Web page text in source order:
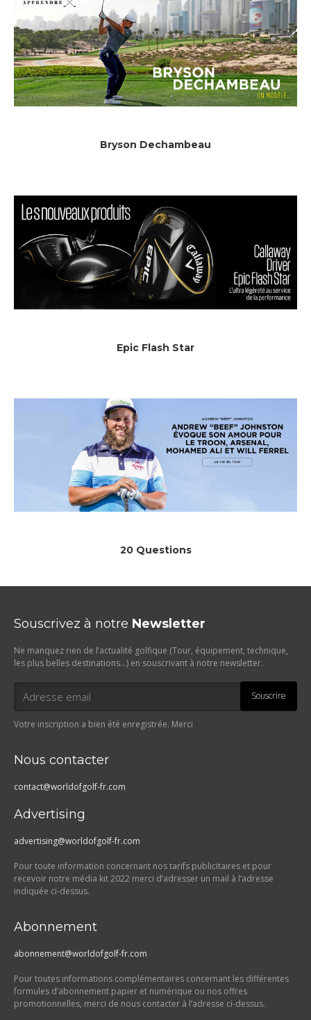
Bryson Dechambeau
Epic Flash Star
20 Questions
Souscrivez à notre Newsletter
Ne manquez rien de l’actualité golfique (Tour, équipement, technique,
les plus belles destinations…) en souscrivant à notre newsletter.
Souscrire
Votre inscription a bien été enregistrée. Merci
Nous contacter
contact@worldofgolf-fr.com
Advertising
advertising@worldofgolf-fr.com
Pour toute information concernant nos tarifs publicitaires et pour
recevoir notre média kit 2022 merci d’adresser un mail à l’adresse
indiquée ci-dessus.
Abonnement
abonnement@worldofgolf-fr.com
Pour toutes informations complémentaires concernant les différentes
formules d’abonnement papier et numérique ou nos offres
promotionnelles, merci de nous contacter à l’adresse ci-dessus.